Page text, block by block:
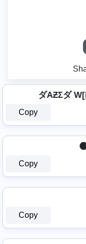
ダAƵΣダ
Copy
Copy
Copy